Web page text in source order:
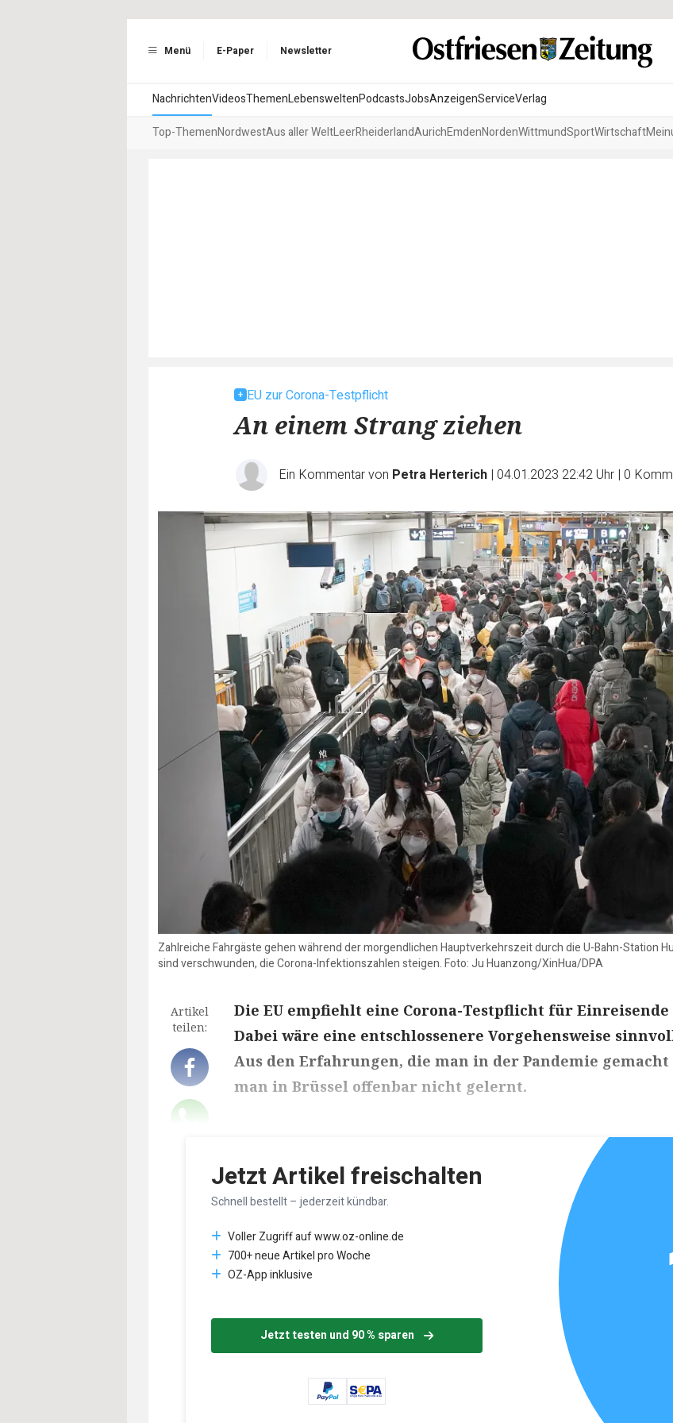
Menü E-Paper Newsletter
NachrichtenVideosThemenLebensweltenPodcastsJobsAnzeigenServiceVerlag
Top-ThemenNordwestAus aller WeltLeerRheiderlandAurichEmdenNordenWittmundSportWirtschaft
EU zur Corona-Testpflicht
An einem Strang ziehen
Ein Kommentar von Petra Herterich | 04.01.2023 22:42 Uhr | 0
Zahlreiche Fahrgäste gehen während der morgendlichen Hauptverkehrszeit durch die U-Bahn-Station
sind verschwunden, die Corona-Infektionszahlen steigen. Foto: Ju Huanzong/XinHua/DPA
Artikel
teilen:
Die EU empfiehlt eine Corona-Testpflicht für Einreisende
Dabei wäre eine entschlossenere Vorgehensweise
Aus den Erfahrungen, die man in der Pandemie
man in Brüssel offenbar nicht gelernt.
Jetzt Artikel freischalten
Schnell bestellt – jederzeit kündbar.
Voller Zugriff auf www.oz-online.de
700+ neue Artikel pro Woche
OZ-App inklusive
Jetzt testen und 90 % sparen